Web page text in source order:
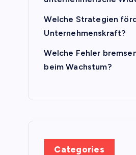
Welche Strategien
Unternehmenskraft?
Welche Fehler
beim Wachstum?
Categories